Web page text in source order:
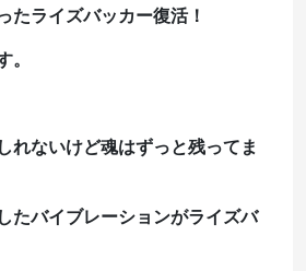
たライズバッカー復活！
。
れないけど魂はずっと残ってま
たバイブレーションがライズバ